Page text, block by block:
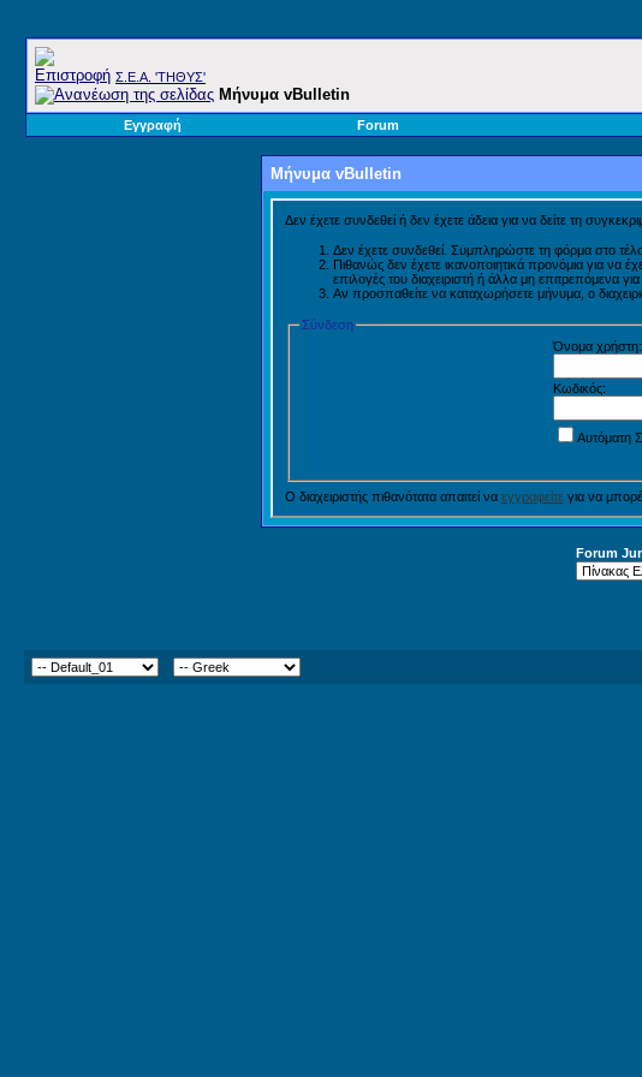
Σ.E.A. 'ΤΗΘΥΣ'
Μήνυμα vBulletin
Εγγραφή Forum
Μήνυμα vBulletin
Δεν έχετε συνδεθεί ή δεν έχετε άδεια για να δείτε τη
Δεν έχετε συνδεθεί. Συμπληρώστε τη φόρμα στο
Πιθανώς δεν έχετε ικανοποιητικά προνόμια για
επιλογές του διαχειριστή ή άλλα μη επιτρεπόμενα
Αν προσπαθείτε να καταχωρήσετε μήνυμα, ο
Σύνδεση
Όνομα χρήστη:
Κωδικός:
Αυτόματη
Ο διαχειριστής πιθανότατα απαιτεί να εγγραφείτεγια να
Forum